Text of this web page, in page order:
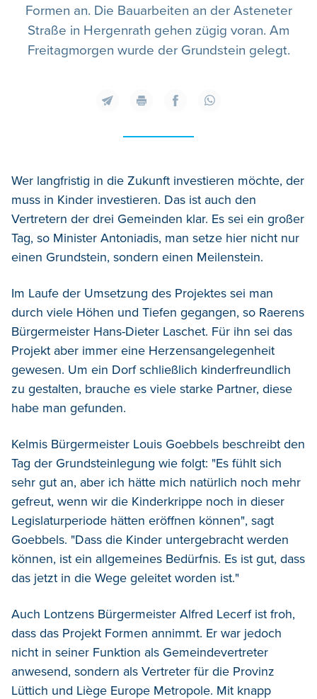
Formen an. Die Bauarbeiten an der Asteneter
Straße in Hergenrath gehen zügig voran. Am
Freitagmorgen wurde der Grundstein gelegt.
Wer langfristig in die Zukunft investieren möchte, der
muss in Kinder investieren. Das ist auch den
Vertretern der drei Gemeinden klar. Es sei ein großer
Tag, so Minister Antoniadis, man setze hier nicht nur
einen Grundstein, sondern einen Meilenstein.
Im Laufe der Umsetzung des Projektes sei man
durch viele Höhen und Tiefen gegangen, so Raerens
Bürgermeister Hans-Dieter Laschet. Für ihn sei das
Projekt aber immer eine Herzensangelegenheit
gewesen. Um ein Dorf schließlich kinderfreundlich
zu gestalten, brauche es viele starke Partner, diese
habe man gefunden.
Kelmis Bürgermeister Louis Goebbels beschreibt den
Tag der Grundsteinlegung wie folgt: "Es fühlt sich
sehr gut an, aber ich hätte mich natürlich noch mehr
gefreut, wenn wir die Kinderkrippe noch in dieser
Legislaturperiode hätten eröffnen können", sagt
Goebbels. "Dass die Kinder untergebracht werden
können, ist ein allgemeines Bedürfnis. Es ist gut, dass
das jetzt in die Wege geleitet worden ist."
Auch Lontzens Bürgermeister Alfred Lecerf ist froh,
dass das Projekt Formen annimmt. Er war jedoch
nicht in seiner Funktion als Gemeindevertreter
anwesend, sondern als Vertreter für die Provinz
Lüttich und Liège Europe Metropole. Mit knapp